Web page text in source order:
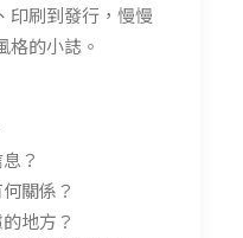
印刷到發行，慢慢
格的小誌。
？
關係？
地方？